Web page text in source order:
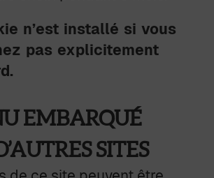
n’est installé si vous
pas explicitement
EMBARQUÉ
SITES